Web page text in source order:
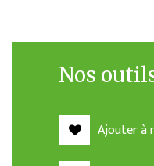
Nos
Ajouter à